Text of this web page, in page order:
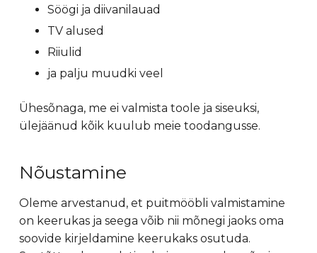
Söögi ja diivanilauad
TV alused
Riiulid
ja palju muudki veel
Ühesõnaga, me ei valmista toole ja siseuksi,
ülejäänud kõik kuulub meie toodangusse.
Nõustamine
Oleme arvestanud, et puitmööbli valmistamine
on keerukas ja seega võib nii mõnegi jaoks oma
soovide kirjeldamine keerukaks osutuda.